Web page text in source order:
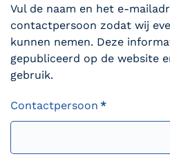
Vul de naam en het e-
contactpersoon zodat wij
kunnen nemen. Deze
gepubliceerd op de website
gebruik.
Contactpersoon *